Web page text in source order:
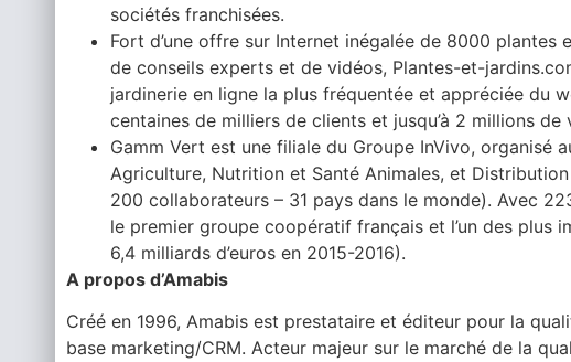
sociétés franchisées.
Fort d’une offre sur Internet inégalée de 8000
de conseils experts et de vidéos, Plantes-et-
jardinerie en ligne la plus fréquentée et appréciée du
centaines de milliers de clients et jusqu’à 2 millions de
Gamm Vert est une filiale du Groupe InVivo, organisé
Agriculture, Nutrition et Santé Animales, et
200 collaborateurs – 31 pays dans le monde). Avec
le premier groupe coopératif français et l’un des plus
6,4 milliards d’euros en 2015-2016).
A propos d’Amabis
Créé en 1996, Amabis est prestataire et éditeur pour la
base marketing/CRM. Acteur majeur sur le marché de la